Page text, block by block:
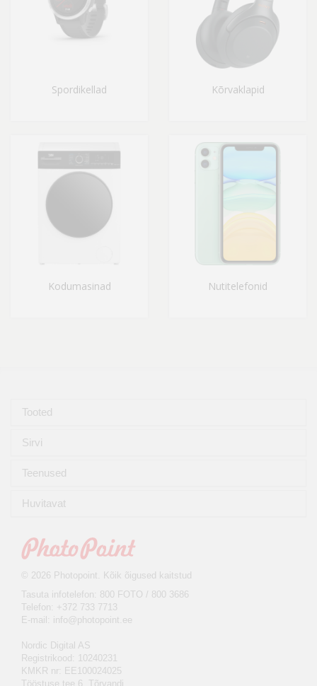
Spordikellad Kõrvaklapid
Kodumasinad Nutitelefonid
Tooted
Sirvi
Teenused
Huvitavat
© 2026 Photopoint. Kõik õigused kaitstud
Tasuta infotelefon: 800 FOTO / 800 3686
Telefon: +372 733 7713
E-mail: info@photopoint.ee
Nordic Digital AS
Registrikood: 10240231
KMKR nr: EE100024025
Tööstuse tee 6, Tõrvandi